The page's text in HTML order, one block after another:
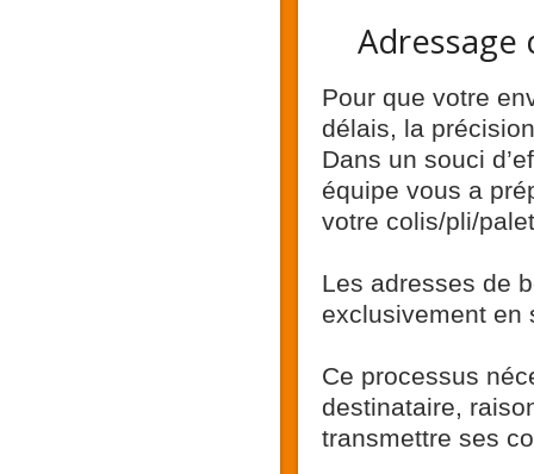
Adressage
Pour que votre
délais, la
Dans un souci
équipe vous a
votre colis/pli/
Les adresses de
exclusivement en
Ce processus
destinataire,
transmettre ses